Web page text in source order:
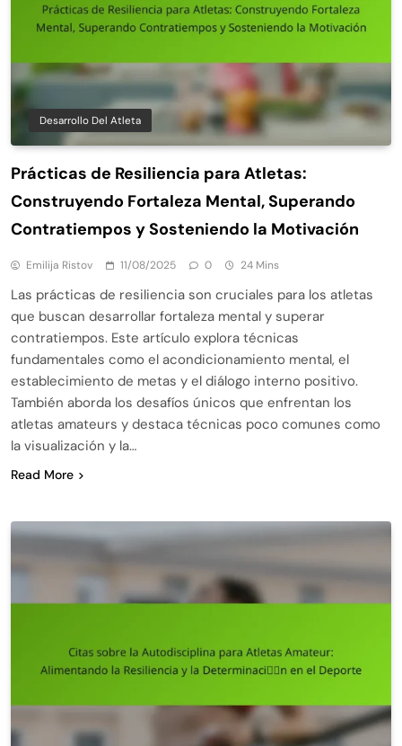
Desarrollo Del Atleta
Prácticas de Resiliencia para Atletas:
Construyendo Fortaleza Mental, Superando
Contratiempos y Sosteniendo la Motivación
Emilija Ristov 11/08/2025 0 24 Mins
Las prácticas de resiliencia son cruciales para los atletas
que buscan desarrollar fortaleza mental y superar
contratiempos. Este artículo explora técnicas
fundamentales como el acondicionamiento mental, el
establecimiento de metas y el diálogo interno positivo.
También aborda los desafíos únicos que enfrentan los
atletas amateurs y destaca técnicas poco comunes como
la visualización y la…
Read More